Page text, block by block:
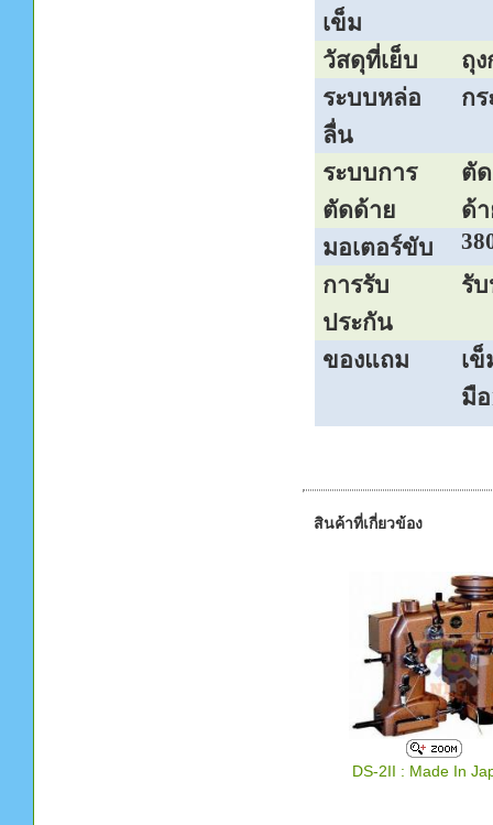
เข็ม
วัสดุที่เย็บ
ถุ
ระบบหล่อ
ลื่น
ก
ระบบการ
ตัดด้าย
ตั
ด้
มอเตอร์ขับ
การรับ
ประกัน
รั
ของแถม
เ
มื
สินค้าที่เกี่ยวข้อง
DS-2II : Made In